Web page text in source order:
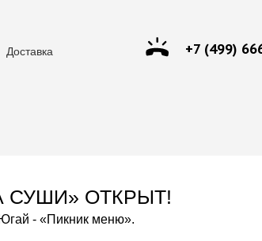
Доставка +7 (499)
СУШИ» ОТКРЫТ!
- «Пикник меню».